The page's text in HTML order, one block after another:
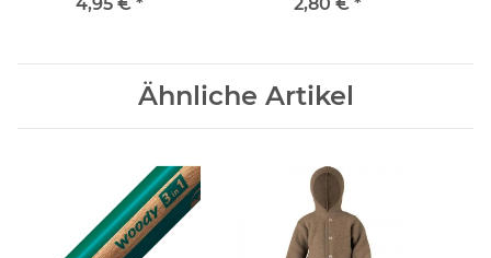
Ähnliche Artikel